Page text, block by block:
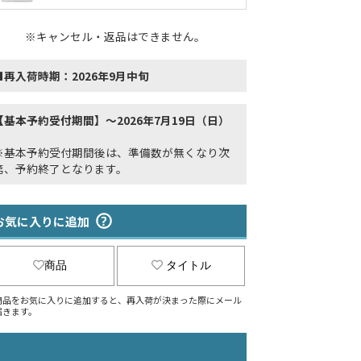
※キャンセル・返品はできません。
入荷時期：2026年9月中旬
基本予約受付期間】～2026年7月19日（日）
本予約受付期間後は、準備数が無くなり次
、予約終了となります。
気に入りに追加
商品 タイトル
をお気に入りに追加すると、再入荷が決まった際にメール
ます。